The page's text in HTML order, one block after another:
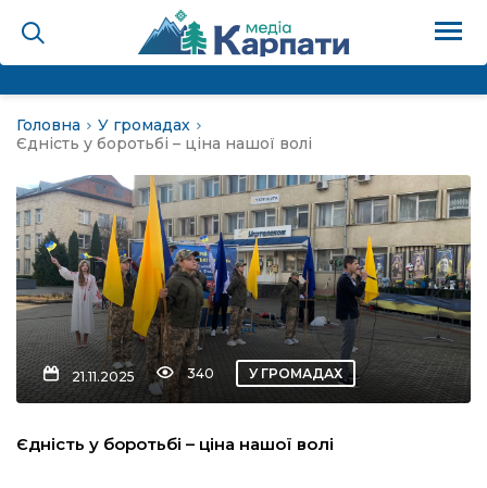
голос гірського
холєра, шо вповідає
Головна
У громадах
Єдність у боротьбі – ціна нашої волі
21.11.2025 340 У ГРОМАДАХ
Єдність у боротьбі – ціна нашої волі